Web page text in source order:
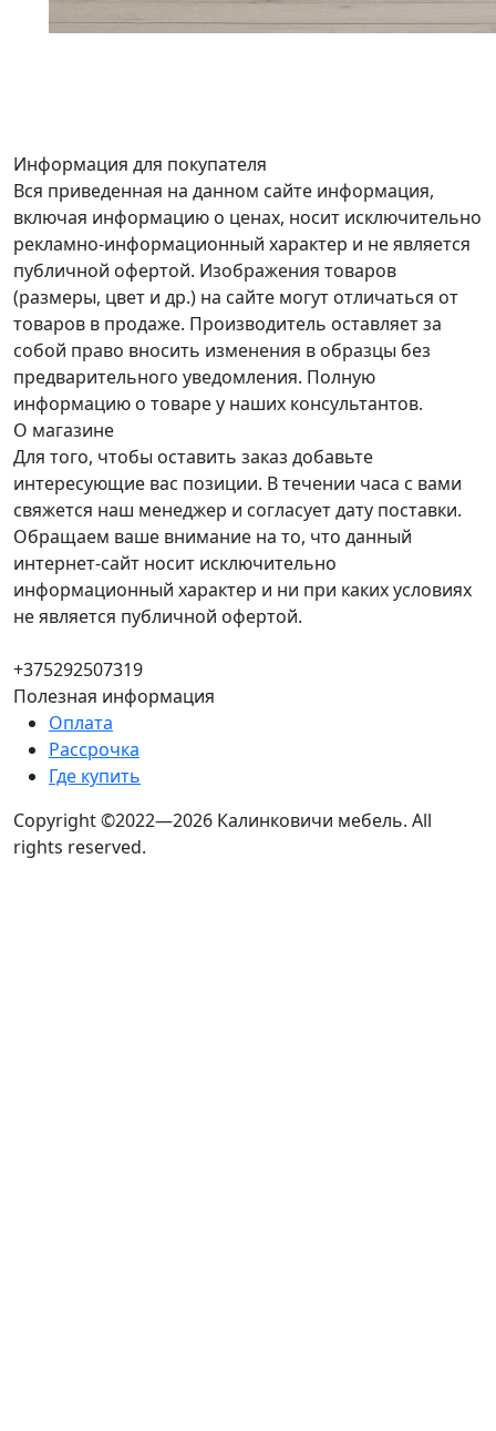
Информация для покупателя
Вся приведенная на данном сайте информация,
включая информацию о ценах, носит исключительно
рекламно-информационный характер и не является
публичной офертой. Изображения товаров
(размеры, цвет и др.) на сайте могут отличаться от
товаров в продаже. Производитель оставляет за
собой право вносить изменения в образцы без
предварительного уведомления. Полную
информацию о товаре у наших консультантов.
О магазине
Для того, чтобы оставить заказ добавьте
интересующие вас позиции. В течении часа с вами
свяжется наш менеджер и согласует дату поставки.
Обращаем ваше внимание на то, что данный
интернет-сайт носит исключительно
информационный характер и ни при каких условиях
не является публичной офертой.
+375292507319
Полезная информация
Оплата
Рассрочка
Где купить
Copyright ©2022—2026 Калинковичи мебель. All
rights reserved.